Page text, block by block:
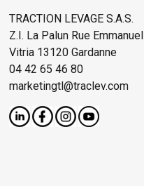
TRACTION LEVAGE S.A.S.
Z.I. La Palun Rue Emmanuel
Vitria 13120 Gardanne
04 42 65 46 80
marketingtl@traclev.com